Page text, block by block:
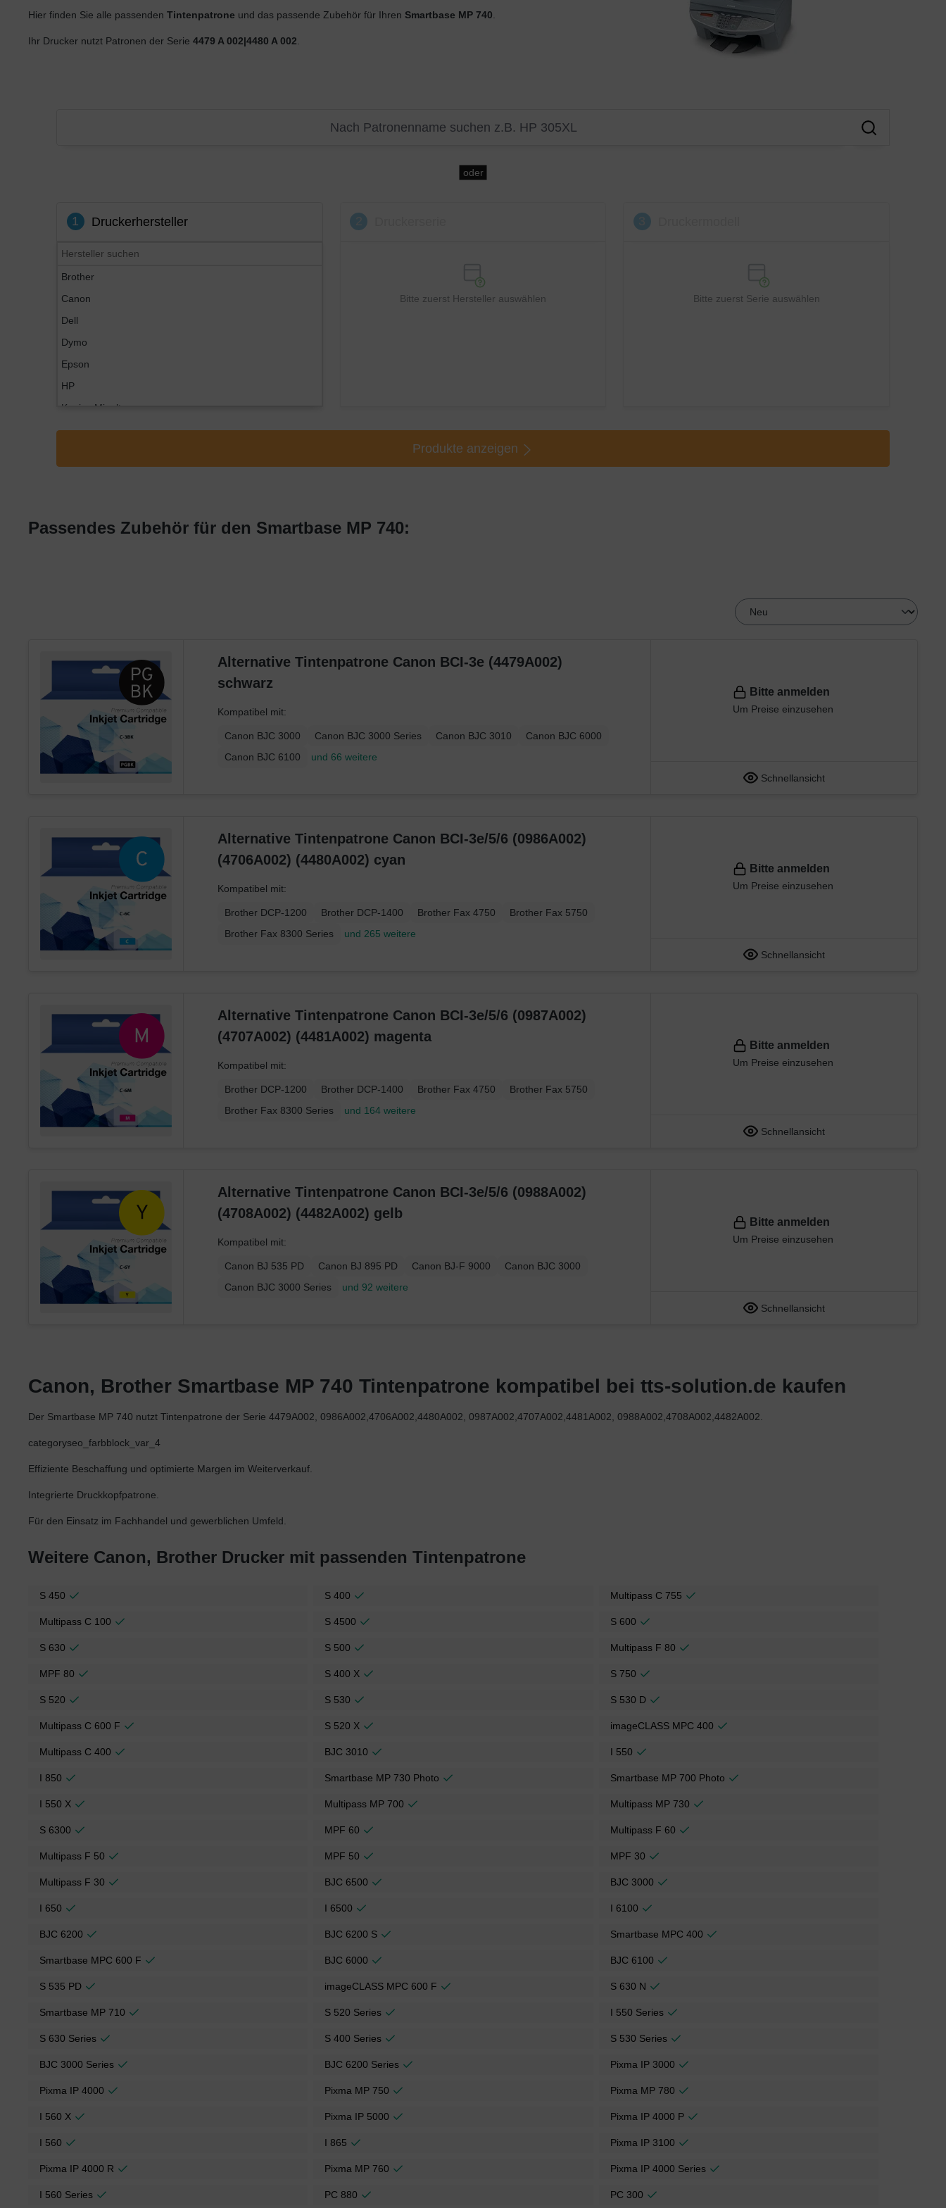
Hier finden Sie alle passenden Tintenpatrone und das passende Zubehör für Ihren Smartbase MP 740
Ihr Drucker nutzt Patronen der Serie 4479 A 002|4480 A 002
oder
1 Druckerhersteller
Brother
Canon
Dell
Dymo
Epson
HP
Konica Minolta
Kyocera
Bitte zuerst Hersteller auswählen Bitte zuerst Serie auswählen
Produkte anzeigen
Passendes Zubehör für den Smartbase MP 740:
Alternative Tintenpatrone Canon BCI-3e (4479A002)
schwarz
Kompatibel mit:
Canon BJC 3000 Canon BJC 3000 Series Canon BJC 3010
Canon BJC 6000
Canon BJC 6100
und 66 weitere
Bitte anmelden
Um Preise einzusehen
Schnellansicht
Alternative Tintenpatrone Canon BCI-3e/5/6 (0986A002)
(4706A002) (4480A002) cyan
Kompatibel mit:
Brother DCP-1200 Brother DCP-1400 Brother Fax 4750
Brother Fax 5750
Brother Fax 8300 Series
und 265 weitere
Bitte anmelden
Um Preise einzusehen
Schnellansicht
Alternative Tintenpatrone Canon BCI-3e/5/6 (0987A002)
(4707A002) (4481A002) magenta
Kompatibel mit:
Brother DCP-1200 Brother DCP-1400 Brother Fax 4750
Brother Fax 5750
Brother Fax 8300 Series
und 164 weitere
Bitte anmelden
Um Preise einzusehen
Schnellansicht
Alternative Tintenpatrone Canon BCI-3e/5/6 (0988A002)
(4708A002) (4482A002) gelb
Kompatibel mit:
Canon BJ 535 PD Canon BJ 895 PD Canon BJ-F 9000
Canon BJC 3000
Canon BJC 3000 Series
und 92 weitere
Bitte anmelden
Um Preise einzusehen
Schnellansicht
Canon, Brother Smartbase MP 740 Tintenpatrone kompatibel bei tts-solution.de kaufen
Der Smartbase MP 740 nutzt Tintenpatrone der Serie 4479A002, 0986A002,4706A002,4480A002, 0987A002,4707A002,4481A002, 0988A002,4708A002,4482A002.
categoryseo_farbblock_var_4
Effiziente Beschaffung und optimierte Margen im Weiterverkauf.
Integrierte Druckkopfpatrone.
Für den Einsatz im Fachhandel und gewerblichen Umfeld.
Weitere Canon, Brother Drucker mit passenden Tintenpatrone
S 450 S 400 Multipass C 755
Multipass C 100 S 4500 S 600
S 630 S 500 Multipass F 80
MPF 80 S 400 X S 750
S 520 S 530 S 530 D
Multipass C 600 F S 520 X imageCLASS MPC 400
Multipass C 400 BJC 3010 I 550
I 850 Smartbase MP 730 Photo Smartbase MP 700 Photo
I 550 X Multipass MP 700 Multipass MP 730
S 6300 MPF 60 Multipass F 60
Multipass F 50 MPF 50 MPF 30
Multipass F 30 BJC 6500 BJC 3000
I 650 I 6500 I 6100
BJC 6200 BJC 6200 S Smartbase MPC 400
Smartbase MPC 600 F BJC 6000 BJC 6100
S 535 PD imageCLASS MPC 600 F S 630 N
Smartbase MP 710 S 520 Series I 550 Series
S 630 Series S 400 Series S 530 Series
BJC 3000 Series BJC 6200 Series Pixma IP 3000
Pixma IP 4000 Pixma MP 750 Pixma MP 780
I 560 X Pixma IP 5000 Pixma IP 4000 P
I 560 I 865 Pixma IP 3100
Pixma IP 4000 R Pixma MP 760 Pixma IP 4000 Series
I 560 Series PC 880 PC 300